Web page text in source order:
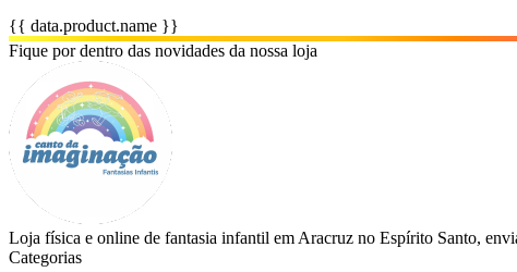
{{ data.product.name }}
Fique por dentro das novidades da nossa loja
Loja física e online de fantasia infantil em Aracruz no Espírito Santo,
Categorias